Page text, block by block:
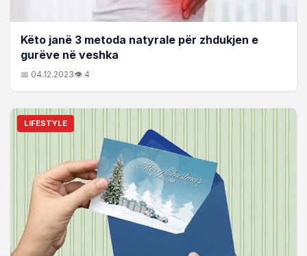
Këto janë 3 metoda natyrale për zhdukjen e
gurëve në veshka
📅 04.12.2023👁 4
LIFESTYLE